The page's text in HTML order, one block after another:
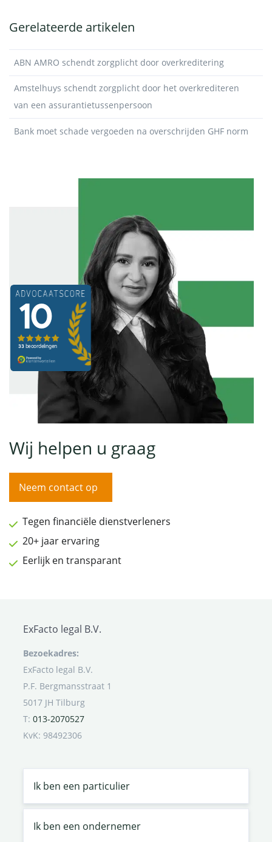
Gerelateerde artikelen
ABN AMRO schendt zorgplicht door overkreditering
Amstelhuys schendt zorgplicht door het overkrediteren
van een assurantietussenpersoon
Bank moet schade vergoeden na overschrijden GHF norm
Wij helpen u graag
Neem contact op
Tegen financiële dienstverleners
20+ jaar ervaring
Eerlijk en transparant
ExFacto legal B.V.
Bezoekadres:
ExFacto legal B.V.
P.F. Bergmansstraat 1
5017 JH Tilburg
T: 013-2070527
KvK: 98492306
Ik ben een particulier
Ik ben een ondernemer